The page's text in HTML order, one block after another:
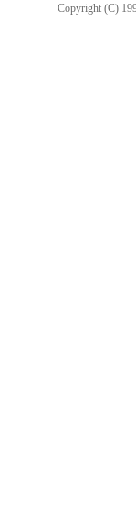
Copyright (C)